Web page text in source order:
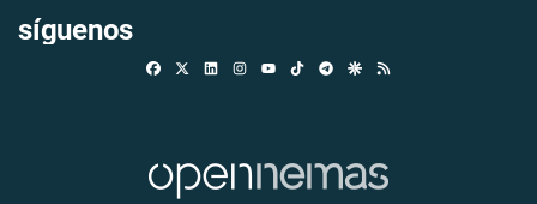
síguenos
FacebookLinkedinInstagramTikTokTelegramGoogle Discover